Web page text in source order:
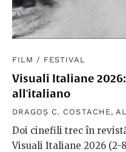
FILM / FESTIVAL
Visuali Italiane
all'italiano
DRAGOȘ C. COSTACHE,
Doi cinefili trec în
Visuali Italiane 2026 (2-